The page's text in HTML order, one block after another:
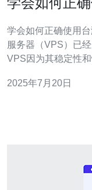
学会如何正确使用台湾VPS 在当今互联网
服务器（VPS）已
VPS因为其稳定性
事项需要了解。 首先，要学会正确使用台湾VPS，就需要
2025年7月20日